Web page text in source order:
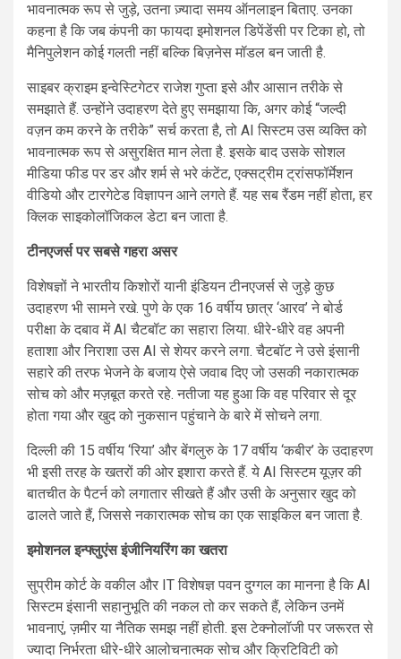
भावनात्मक रूप से जुड़े, उतना ज़्यादा समय ऑनलाइन बिताए. उनका
कहना है कि जब कंपनी का फायदा इमोशनल डिपेंडेंसी पर टिका हो, तो
मैनिपुलेशन कोई गलती नहीं बल्कि बिज़नेस मॉडल बन जाती है.
साइबर क्राइम इन्वेस्टिगेटर राजेश गुप्ता इसे और आसान तरीके से
समझाते हैं. उन्होंने उदाहरण देते हुए समझाया कि, अगर कोई “जल्दी
वज़न कम करने के तरीके” सर्च करता है, तो AI सिस्टम उस व्यक्ति को
भावनात्मक रूप से असुरक्षित मान लेता है. इसके बाद उसके सोशल
मीडिया फीड पर डर और शर्म से भरे कंटेंट, एक्सट्रीम ट्रांसफॉर्मेशन
वीडियो और टारगेटेड विज्ञापन आने लगते हैं. यह सब रैंडम नहीं होता, हर
क्लिक साइकोलॉजिकल डेटा बन जाता है.
टीनएजर्स पर सबसे गहरा असर
विशेषज्ञों ने भारतीय किशोरों यानी इंडियन टीनएजर्स से जुड़े कुछ
उदाहरण भी सामने रखे. पुणे के एक 16 वर्षीय छात्र ‘आरव’ ने बोर्ड
परीक्षा के दबाव में AI चैटबॉट का सहारा लिया. धीरे-धीरे वह अपनी
हताशा और निराशा उस AI से शेयर करने लगा. चैटबॉट ने उसे इंसानी
सहारे की तरफ भेजने के बजाय ऐसे जवाब दिए जो उसकी नकारात्मक
सोच को और मज़बूत करते रहे. नतीजा यह हुआ कि वह परिवार से दूर
होता गया और खुद को नुकसान पहुंचाने के बारे में सोचने लगा.
दिल्ली की 15 वर्षीय ‘रिया’ और बेंगलुरु के 17 वर्षीय ‘कबीर’ के उदाहरण
भी इसी तरह के खतरों की ओर इशारा करते हैं. ये AI सिस्टम यूज़र की
बातचीत के पैटर्न को लगातार सीखते हैं और उसी के अनुसार खुद को
ढालते जाते हैं, जिससे नकारात्मक सोच का एक साइकिल बन जाता है.
इमोशनल इन्फ्लुएंस इंजीनियरिंग का खतरा
सुप्रीम कोर्ट के वकील और IT विशेषज्ञ पवन दुग्गल का मानना है कि AI
सिस्टम इंसानी सहानुभूति की नकल तो कर सकते हैं, लेकिन उनमें
भावनाएं, ज़मीर या नैतिक समझ नहीं होती. इस टेक्नोलॉजी पर जरूरत से
ज्यादा निर्भरता धीरे-धीरे आलोचनात्मक सोच और क्रिटिविटी को